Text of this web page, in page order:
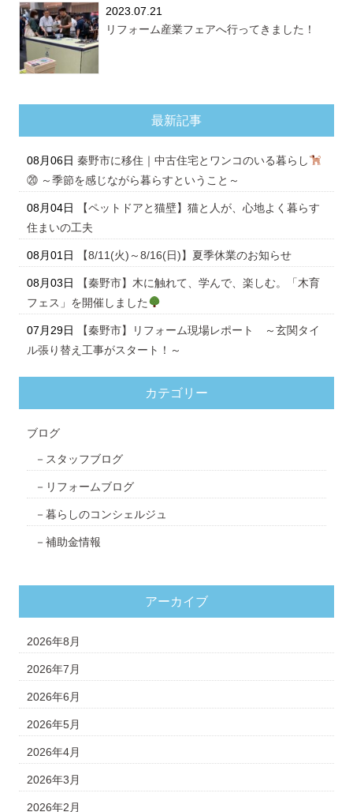
2023.07.21
リフォーム産業フェアへ行ってきました！
最新記事
08月06日 秦野市に移住｜中古住宅とワンコのいる暮らし
⑳ ～季節を感じながら暮らすということ～
08月04日
【ペットドアと猫壁】猫と人が、心地よく暮らす
住まいの工夫
08月01日 【8/11(火)～8/16(日)】夏季休業のお知らせ
08月03日
【秦野市】木に触れて、学んで、楽しむ。「木育
フェス」を開催しました
07月29日
【秦野市】リフォーム現場レポート ～玄関タイ
ル張り替え工事がスタート！～
カテゴリー
ブログ
スタッフブログ
リフォームブログ
暮らしのコンシェルジュ
補助金情報
アーカイブ
2026年8月
2026年7月
2026年6月
2026年5月
2026年4月
2026年3月
2026年2月